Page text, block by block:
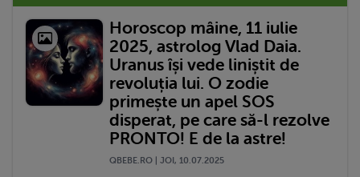
Horoscop mâine, 11 iulie
2025, astrolog Vlad Daia.
Uranus își vede liniștit de
revoluția lui. O zodie
primește un apel SOS
disperat, pe care să-l rezolve
PRONTO! E de la astre!
QBEBE.RO | JOI, 10.07.2025